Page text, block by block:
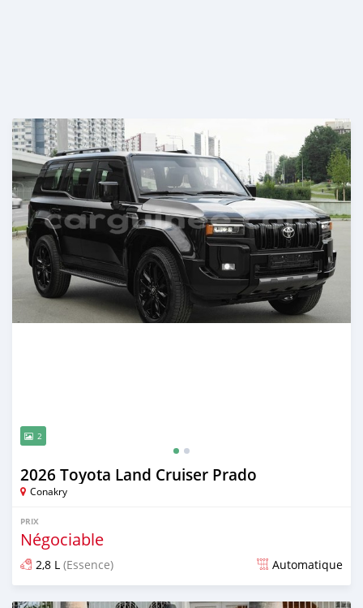
2
2026 Toyota Land Cruiser Prado
Conakry
PRIX
Négociable
2,8 L (Essence) Automatique
Publié il y a 15 jours